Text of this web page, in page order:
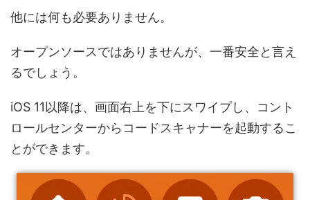
他には何も必要ありません。
オープンソースではありませんが、一番安全と言え
るでしょう。
iOS 11以降は、画面右上を下にスワイプし、コント
ロールセンターからコードスキャナーを起動するこ
とができます。